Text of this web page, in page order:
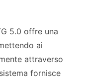
5.0 offre una
ai
attraverso
fornisce